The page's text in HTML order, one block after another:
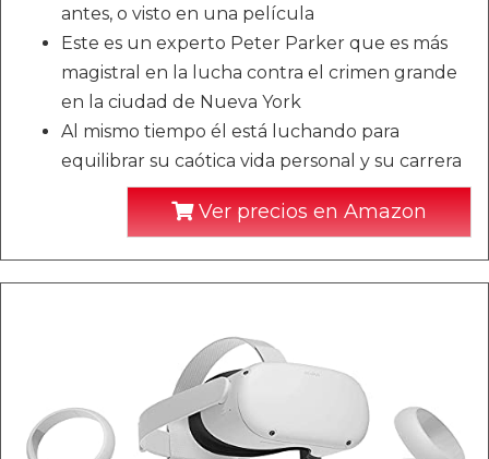
antes, o visto en una película
Este es un experto Peter Parker que es más
magistral en la lucha contra el crimen grande
en la ciudad de Nueva York
Al mismo tiempo él está luchando para
equilibrar su caótica vida personal y su carrera
Ver precios en Amazon